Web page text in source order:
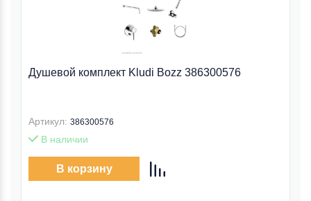
Душевой комплект Kludi Bozz 386300576
Артикул: 386300576
В наличии
В корзину